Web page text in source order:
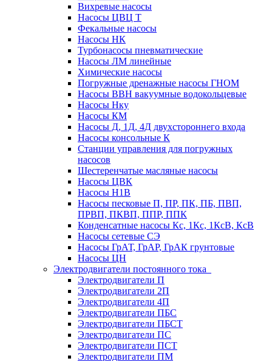
Вихревые насосы
Насосы ЦВЦ Т
Фекальные насосы
Насосы НК
Турбонасосы пневматические
Насосы ЛМ линейные
Химические насосы
Погружные дренажные насосы ГНОМ
Насосы ВВН вакуумные водокольцевые
Насосы Нку
Насосы КМ
Насосы Д, 1Д, 4Д двухстороннего входа
Насосы консольные К
Станции управления для погружных
насосов
Шестеренчатые масляные насосы
Насосы ЦВК
Насосы Н1В
Насосы песковые П, ПР, ПК, ПБ, ПВП,
ПРВП, ПКВП, ППР, ППК
Конденсатные насосы Кс, 1Кс, 1КсВ, КсВ
Насосы сетевые СЭ
Насосы ГрАТ, ГрАР, ГрАК грунтовые
Насосы ЦН
Электродвигатели постоянного тока
Электродвигатели П
Электродвигатели 2П
Электродвигатели 4П
Электродвигатели ПБС
Электродвигатели ПБСТ
Электродвигатели ПС
Электродвигатели ПСТ
Электродвигатели ПМ